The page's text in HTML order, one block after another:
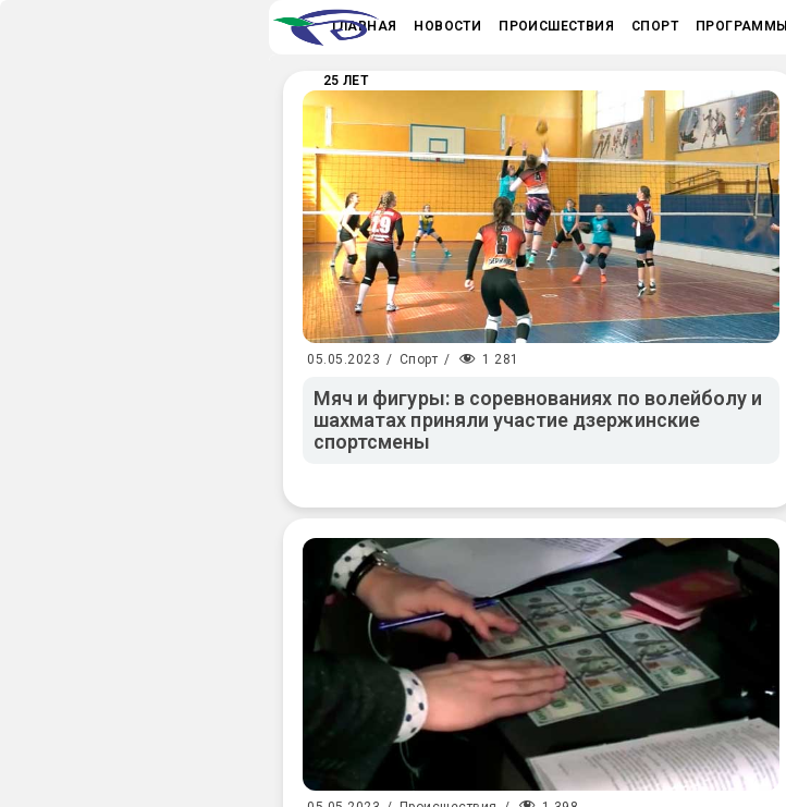
ГЛАВНАЯ НОВОСТИ ПРОИСШЕСТВИЯ СПОРТ ПРОГРАММЫ
25 ЛЕТ
05.05.2023 / Спорт / 1 281
Мяч и фигуры: в соревнованиях по волейболу и
шахматах приняли участие дзержинские
спортсмены